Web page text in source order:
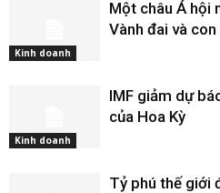
Kinh doanh
Một châu Á hội
Vành đai và
Kinh doanh
IMF giảm dự
của Hoa Kỳ
Tỷ phú thế giới